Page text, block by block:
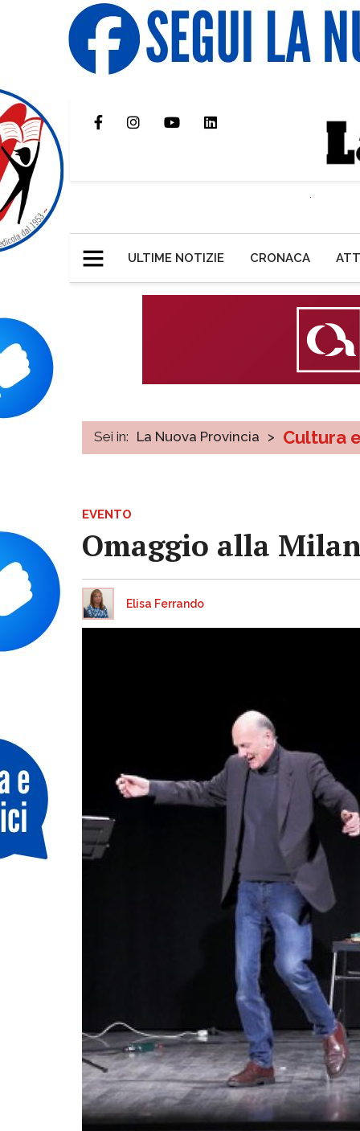
ULTIME NOTIZIE CRONACA
Sei in: La Nuova Provincia > Cultura
EVENTO
Omaggio alla
Elisa Ferrando